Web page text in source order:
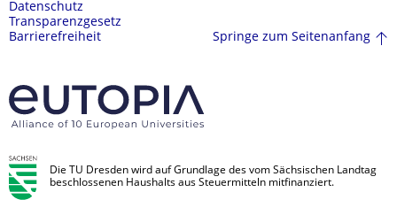
Datenschutz
Transparenzgesetz
Barrierefreiheit
Springe zum Seitenanfang
Die TU Dresden wird auf Grundlage des vom Sächsischen Landtag
beschlossenen Haushalts aus Steuermitteln mitfinanziert.